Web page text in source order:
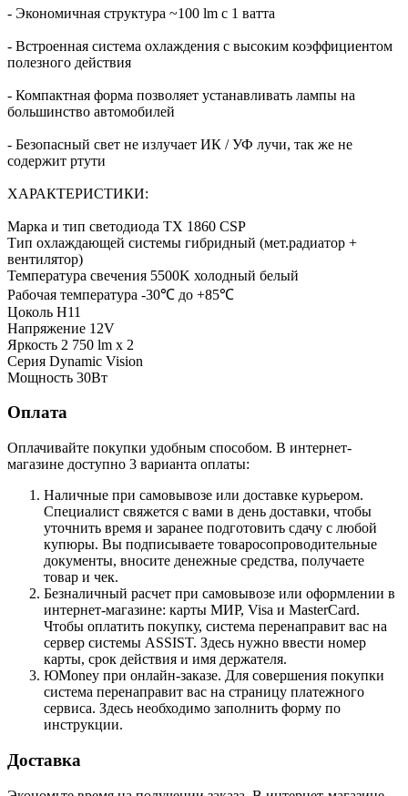
- Экономичная структура ~100 lm с 1 ватта
- Встроенная система охлаждения с высоким коэффициентом
полезного действия
- Компактная форма позволяет устанавливать лампы на
большинство автомобилей
- Безопасный свет не излучает ИК / УФ лучи, так же не
содержит ртути
ХАРАКТЕРИСТИКИ:
Марка и тип светодиода TX 1860 CSP
Тип охлаждающей системы гибридный (мет.радиатор +
вентилятор)
Температура свечения 5500K холодный белый
Рабочая температура -30℃ до +85℃
Цоколь H11
Напряжение 12V
Яркость 2 750 lm х 2
Серия Dynamic Vision
Мощность 30Вт
Оплата
Оплачивайте покупки удобным способом. В интернет-
магазине доступно 3 варианта оплаты:
Наличные при самовывозе или доставке курьером.
Специалист свяжется с вами в день доставки, чтобы
уточнить время и заранее подготовить сдачу с любой
купюры. Вы подписываете товаросопроводительные
документы, вносите денежные средства, получаете
товар и чек.
Безналичный расчет при самовывозе или оформлении в
интернет-магазине: карты МИР, Visa и MasterCard.
Чтобы оплатить покупку, система перенаправит вас на
сервер системы ASSIST. Здесь нужно ввести номер
карты, срок действия и имя держателя.
ЮMoney при онлайн-заказе. Для совершения покупки
система перенаправит вас на страницу платежного
сервиса. Здесь необходимо заполнить форму по
инструкции.
Доставка